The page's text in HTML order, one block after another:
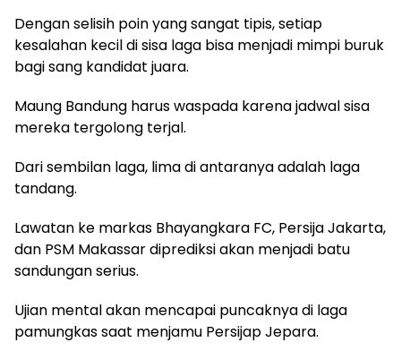
Dengan selisih poin yang sangat tipis, setiap
kesalahan kecil di sisa laga bisa menjadi mimpi buruk
bagi sang kandidat juara.
Maung Bandung harus waspada karena jadwal sisa
mereka tergolong terjal.
Dari sembilan laga, lima di antaranya adalah laga
tandang.
Lawatan ke markas Bhayangkara FC, Persija Jakarta,
dan PSM Makassar diprediksi akan menjadi batu
sandungan serius.
Ujian mental akan mencapai puncaknya di laga
pamungkas saat menjamu Persijap Jepara.